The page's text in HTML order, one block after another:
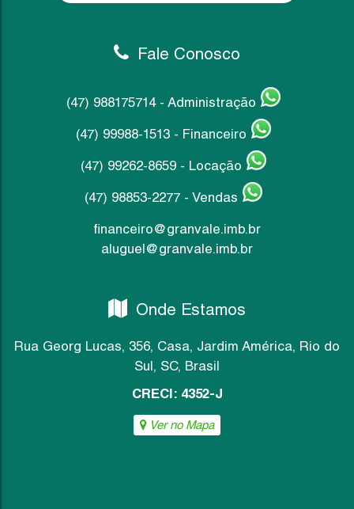
Fale Conosco
(47) 988175714 - Administração
(47) 99988-1513 - Financeiro
(47) 99262-8659 - Locação
(47) 98853-2277 - Vendas
financeiro@granvale.imb.br
aluguel@granvale.imb.br
Onde Estamos
Rua Georg Lucas, 356, Casa, Jardim América, Rio do
Sul, SC, Brasil
CRECI: 4352-J
Ver no Mapa